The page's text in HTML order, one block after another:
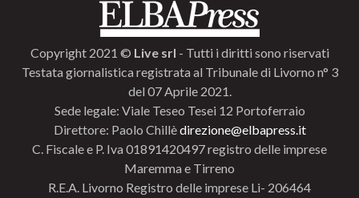
Copyright 2021 © Live srl - Tutti i diritti sono riservati
Testata giornalistica registrata al Tribunale di Livorno n° 3
del 07 Aprile 2021.
Sede legale: Viale Teseo Tesei 12 Portoferraio
Direttore: Paolo Chillèdirezione@elbapress.it
C. Fiscale e P. Iva 01891420497 registro delle imprese
Maremma e Tirreno
R.E.A. Livorno Registro delle imprese Li- 206464